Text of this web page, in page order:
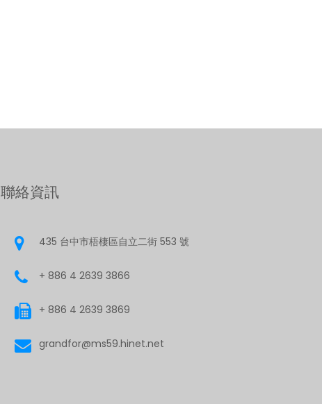
聯絡資訊
435 台中市梧棲區自立二街 553 號
+ 886 4 2639 3866
+ 886 4 2639 3869
grandfor@ms59.hinet.net